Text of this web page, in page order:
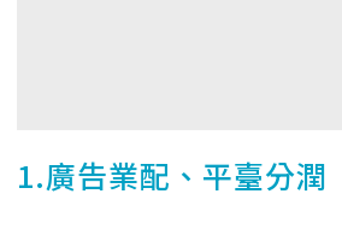
1.廣告業配、平臺分潤